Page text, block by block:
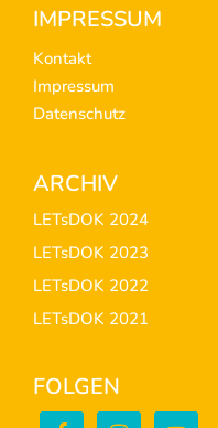
Footer
IMPRESSUM
Kontakt
Impressum
Datenschutz
ARCHIV
LETsDOK 2024
LETsDOK 2023
LETsDOK 2022
LETsDOK 2021
FOLGEN